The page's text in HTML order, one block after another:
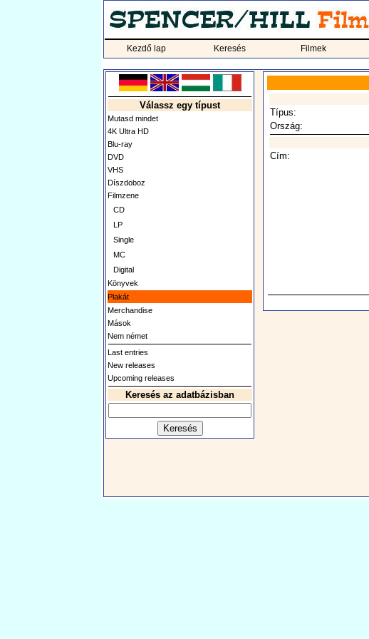
Kezdő lap Keresés Filmek
Válassz egy típust
Mutasd mindet
4K Ultra HD
Blu-ray
DVD
VHS
Díszdoboz
Filmzene
CD
LP
Single
MC
Digital
Könyvek
Plakát
Merchandise
Mások
Nem német
Last entries
New releases
Upcoming releases
Keresés az adatbázisban
Típus:
Ország:
Cím: